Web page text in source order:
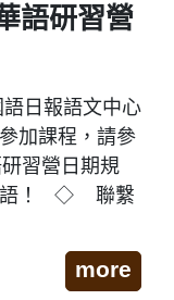
語研習營
日報語文中心
加課程，請參
習營日期規
語！ ◇ 聯繫
more